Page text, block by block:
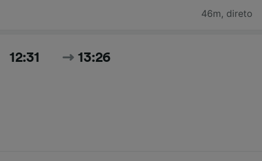
46m, direto
12:31 13:26